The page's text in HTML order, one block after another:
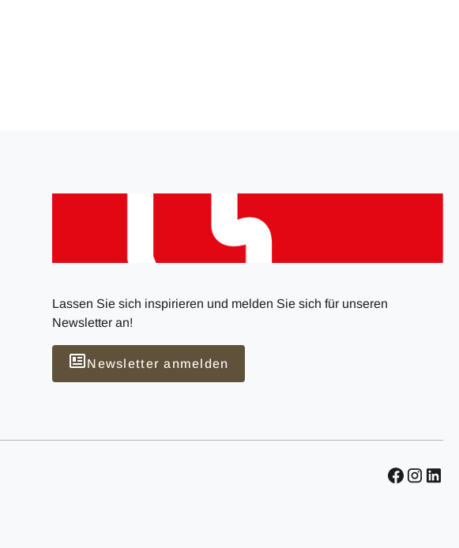
Lassen Sie sich inspirieren und melden Sie sich für unseren
Newsletter an!
Newsletter anmelden